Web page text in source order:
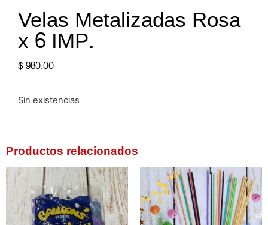
Velas Metalizadas Rosa
x 6 IMP.
$980,00
Sin existencias
Productos relacionados